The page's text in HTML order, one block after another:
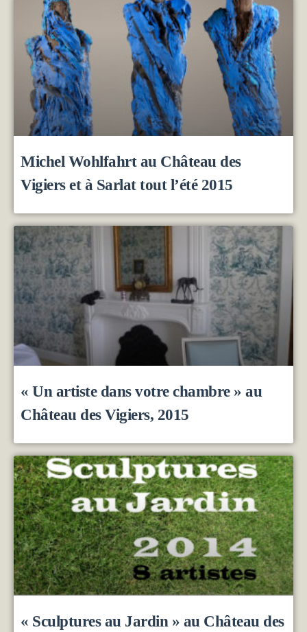
Michel Wohlfahrt au Château des
Vigiers et à Sarlat tout l’été 2015
« Un artiste dans votre chambre » au
Château des Vigiers, 2015
« Sculptures au Jardin » au Château des